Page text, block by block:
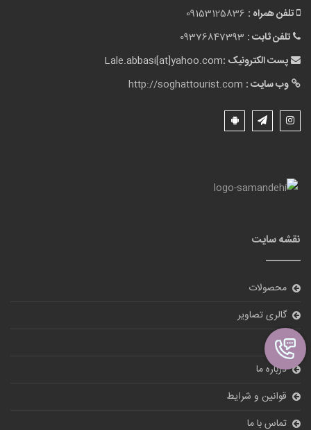
تلفن همراه : 09153125836
تلفن ثابت : 09376847393
پست الکترونیک :Lale.abbasi[at]yahoo.com
وب سایت : http://soghattourist.com
نقشه سایت
محصولات
گالری تصاویر
بلاگ
درباره ما
قوانین و شرایط
تماس با ما